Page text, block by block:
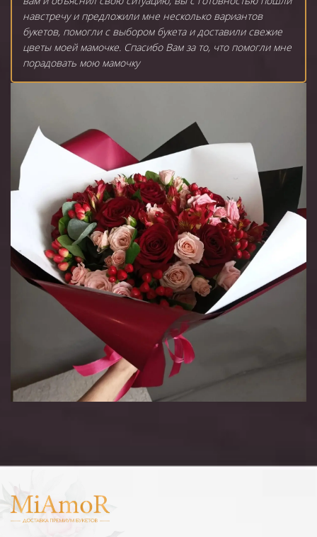
навстречу и предложили мне несколько вариантов
букетов, помогли с выбором букета и доставили свежие
цветы моей мамочке. Спасибо Вам за то, что помогли мне
порадовать мою мамочку